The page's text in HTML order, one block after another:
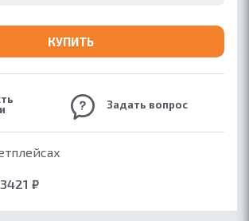
ОБ ACCUTONE
КОНТАКТЫ
ГДЕ КУПИТЬ
ПАРТНЕРАМ
КУПИТЬ
Задать вопрос
₽